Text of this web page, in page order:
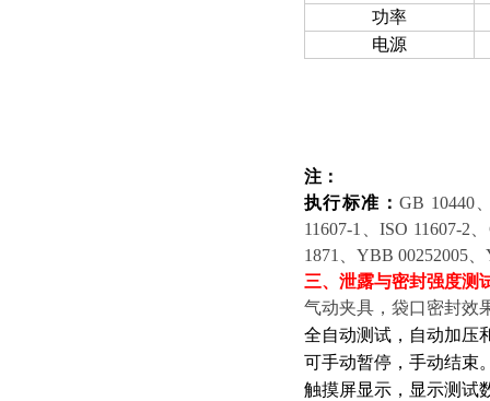
功率
电源
注：
执行标准：GB 10440
11607-1、ISO 11607-2
1871、YBB 00252005
三、 泄露与密封强度测
气动夹具，袋口密封效
全自动测试，自动加压
可手动暂停，手动结束
触摸屏显示，显示测试